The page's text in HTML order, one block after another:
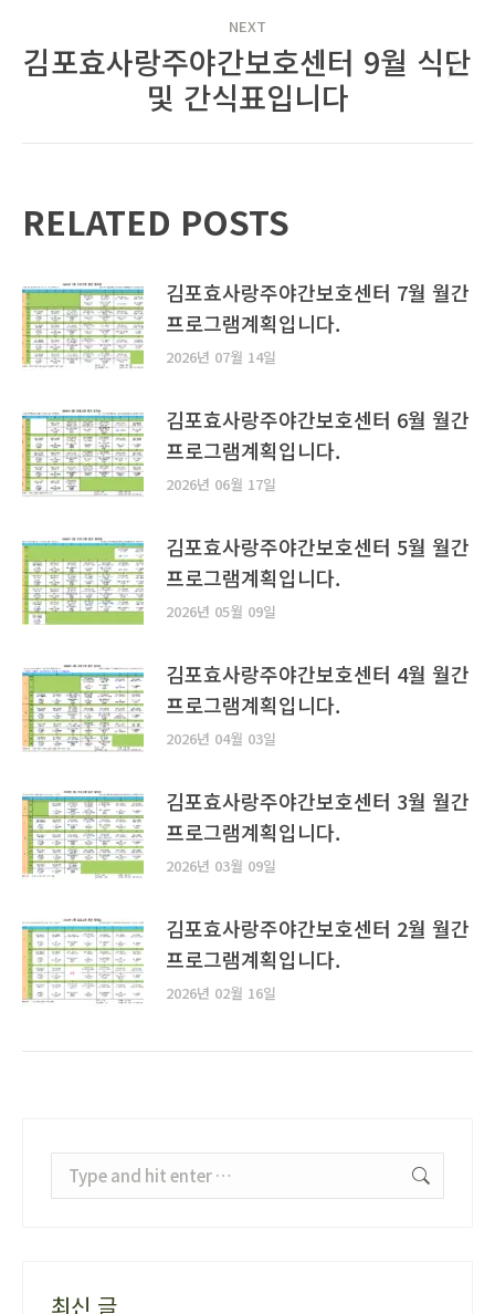
NEXT
Next
post:
김포효사랑주야간보호센터 9월 식단
및 간식표입니다
RELATED POSTS
김포효사랑주야간보호센터 7월 월간
프로그램계획입니다.
2026년 07월 14일
김포효사랑주야간보호센터 6월 월간
프로그램계획입니다.
2026년 06월 17일
김포효사랑주야간보호센터 5월 월간
프로그램계획입니다.
2026년 05월 09일
김포효사랑주야간보호센터 4월 월간
프로그램계획입니다.
2026년 04월 03일
김포효사랑주야간보호센터 3월 월간
프로그램계획입니다.
2026년 03월 09일
김포효사랑주야간보호센터 2월 월간
프로그램계획입니다.
2026년 02월 16일
최신 글